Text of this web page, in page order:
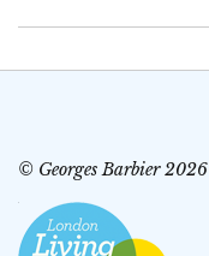
© Georges Barbier 2026